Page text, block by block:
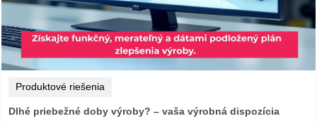
Produktové riešenia
Dlhé priebežné doby výroby? – vaša výrobná dispozícia